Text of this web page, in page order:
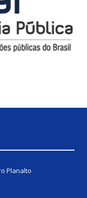
Planalto